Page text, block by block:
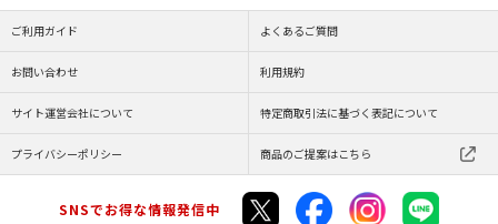
ご利用ガイド よくあるご質問
お問い合わせ 利用規約
サイト運営会社について 特定商取引法に基づく表記について
プライバシーポリシー 商品のご提案はこちら
SNSでお得な情報発信中